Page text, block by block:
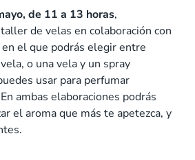
de 11 a 13 horas,
de velas en colaboración con
el que podrás elegir entre
o una vela y un spray
usar para perfumar
ambas elaboraciones podrás
el aroma que más te apetezca, y